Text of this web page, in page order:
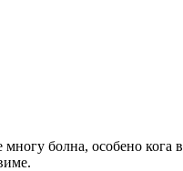
болна, особено кога